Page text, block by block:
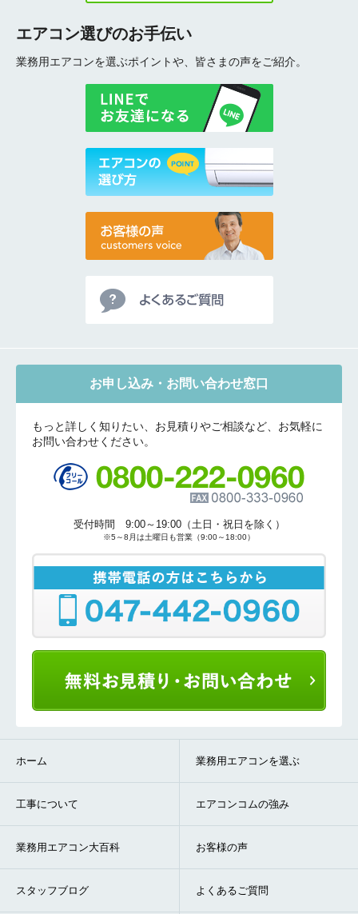
エアコン選びのお手伝い
業務用エアコンを選ぶポイントや、皆さまの声をご紹介。
お申し込み・お問い合わせ窓口
もっと詳しく知りたい、お見積りやご相談など、お気軽に
お問い合わせください。
受付時間 9:00～19:00（土日・祝日を除く）
※5～8月は土曜日も営業（9:00～18:00）
ホーム 業務用エアコンを選ぶ
工事について エアコンコムの強み
業務用エアコン大百科 お客様の声
スタッフブログ よくあるご質問